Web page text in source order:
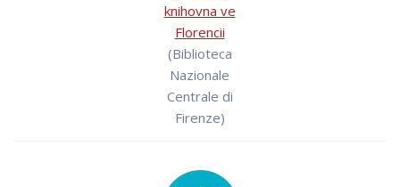
knihovna ve
Florencii
(Biblioteca
Nazionale
Centrale di
Firenze)